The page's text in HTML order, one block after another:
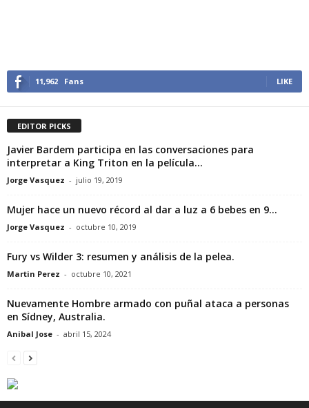
11,962 Fans LIKE
EDITOR PICKS
Javier Bardem participa en las conversaciones para
interpretar a King Triton en la película...
Jorge Vasquez - julio 19, 2019
Mujer hace un nuevo récord al dar a luz a 6 bebes en 9...
Jorge Vasquez - octubre 10, 2019
Fury vs Wilder 3: resumen y análisis de la pelea.
Martin Perez - octubre 10, 2021
Nuevamente Hombre armado con puñal ataca a personas
en Sídney, Australia.
Anibal Jose - abril 15, 2024